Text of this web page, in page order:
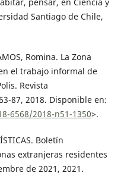
Santiago de Chile,
Romina. La Zona
el trabajo informal de
Revista
87, 2018. Disponible en:
6568/2018-n51-1350>.
Boletín
extranjeras residentes
de 2021, 2021.